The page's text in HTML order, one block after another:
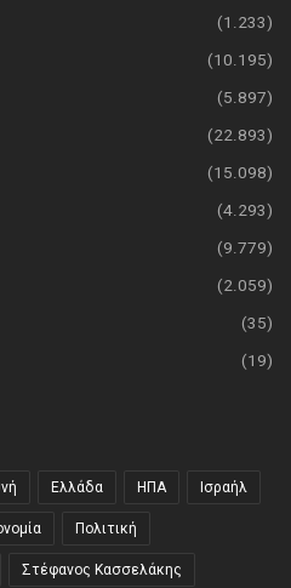
(1.233)
(10.195)
(5.897)
(22.893)
(15.098)
(4.293)
(9.779)
(2.059)
(35)
(19)
Ελλάδα ΗΠΑ Ισραήλ
Πολιτική
Στέφανος Κασσελάκης